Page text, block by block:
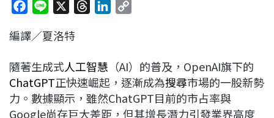
c
b
o
o
n
a
d
s
e
d
I
L
i
n
編譯／夏洛特
隨著生成式人工智慧 （AI）的普及，OpenAI旗下的
ChatGPT正快速崛起，逐漸成為搜尋市場的一股新勢
力。數據顯示，雖然ChatGPT目前的市占率與
Google尚存巨大差距，但其增長潛力引發業界高度